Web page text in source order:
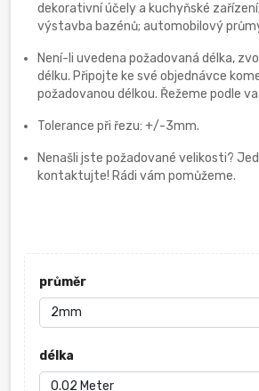
dekorativní účely a kuchyňské
výstavba bazénů; automobilový
Není-li uvedena požadovaná délka,
délku. Připojte ke své objednávce
požadovanou délkou. Řežeme podle
Tolerance při řezu: +/-3mm.
Nenašli jste požadované velikosti?
kontaktujte! Rádi vám pomůžeme.
průměr
délka